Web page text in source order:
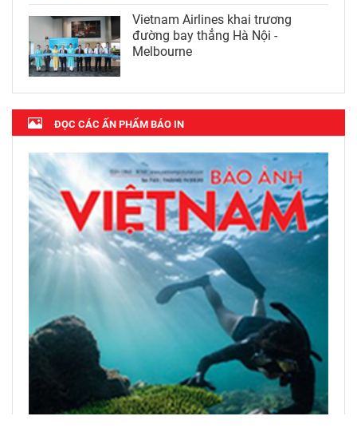
Vietnam Airlines khai trương
đường bay thẳng Hà Nội -
Melbourne
ĐỌC CÁC ẤN PHẨM BÁO IN